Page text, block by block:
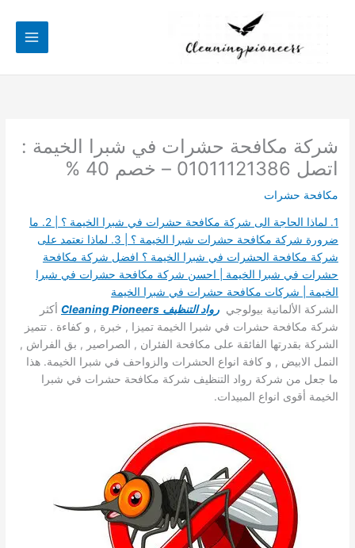
شركة مكافحة حشرات في شبرا الخيمة :
اتصل 01011121386 – خصم 40 %
مكافحة حشرات
1. لماذا الحاجة الى شركة مكافحة حشرات في شبرا الخيمة ؟ | 2. ما
ضرورة شركة مكافحة حشرات شبرا الخيمة ؟ | 3. لماذا نعتمد على
شركة مكافحة الحشرات في شبرا الخيمة ؟ افضل شركة مكافحة
حشرات في شبرا الخيمة | احسن شركة مكافحة حشرات في شبرا
الخيمة | شركات مكافحة حشرات في شبرا الخيمة
الشركة الألمانية بيولوجيرواد التنظيف Cleaning Pioneers أكثر
شركة مكافحة حشرات في شبرا الخيمة تميزا , خبرة , و كفاءة . تتميز
الشركة بقدرتها الفائقة على مكافحة الفئران , الصراصير , بق الفراش ,
النمل الابيض , و كافة انواع الحشرات والزواحف في شبرا الخيمة. هذا
ما جعل من شركة رواد التنظيف شركة مكافحة حشرات في شبرا
الخيمة أقوى انواع المبيدات.